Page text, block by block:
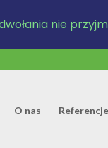
O nas Referencje
nie